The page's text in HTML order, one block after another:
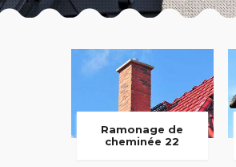
Ramonage de
cheminée 22